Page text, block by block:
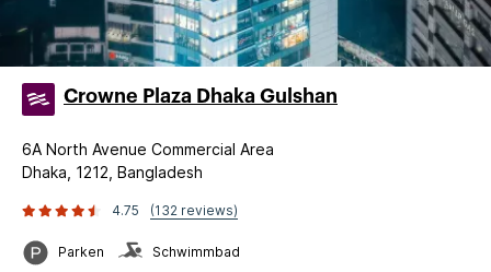
Crowne Plaza Dhaka Gulshan
6A North Avenue Commercial Area
Dhaka, 1212, Bangladesh
4.75 (132 reviews)
Parken Schwimmbad